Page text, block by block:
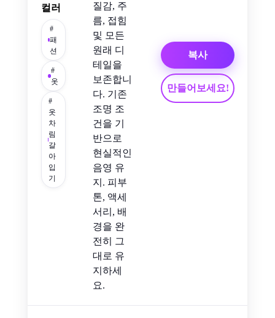
컬러
#
패
션
#
옷
#
옷
차
림
갈
아
입
기
질감, 주
름, 접힘
및 모든
원래 디
테일을
보존합니
다. 기존
조명 조
건을 기
반으로
현실적인
음영 유
지. 피부
톤, 액세
서리, 배
경을 완
전히 그
대로 유
지하세
요.
복사
만들어보세요!